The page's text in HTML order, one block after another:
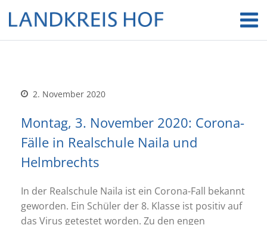
2. November 2020
Montag, 3. November 2020: Corona-
Fälle in Realschule Naila und
Helmbrechts
In der Realschule Naila ist ein Corona-Fall bekannt
geworden. Ein Schüler der 8. Klasse ist positiv auf
das Virus getestet worden. Zu den engen